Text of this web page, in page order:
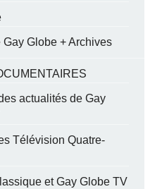
Gay Globe + Archives
actualités de Gay
Télévision Quatre-
et Gay Globe TV